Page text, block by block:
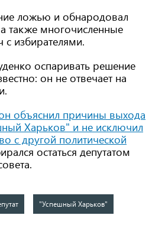
ложью и обнародовал
а также многочисленные
с избирателями.
оспаривать решение
он не отвечает на
объяснил причины выхода
Харьков" и не исключил
с другой политической
остаться депутатом
"Успешный Харьков"